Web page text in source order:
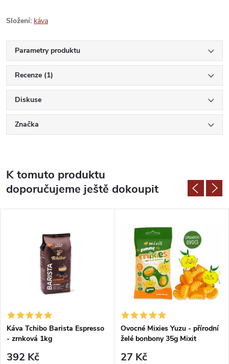
Složení: káva
Parametry produktu
Recenze (1)
Diskuse
Značka
K tomuto produktu
doporučujeme ještě dokoupit
Káva Tchibo Barista Espresso
- zrnková 1kg
392 Kč
Ovocné Mixies Yuzu - přírodní
želé bonbony 35g Mixit
27 Kč